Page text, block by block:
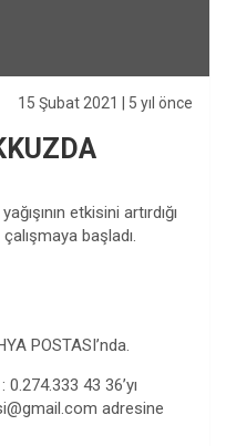
15 Şubat 2021 | 5 yıl önce
etkisini artırdığı
başladı.
POSTASI’nda.
43 36’yı
adresine